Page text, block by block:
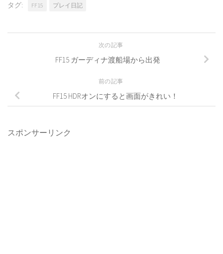
タグ: FF15 プレイ日記
次の記事
FF15 ガーディナ渡船場から出発
前の記事
FF15 HDRオンにすると画面がきれい！
スポンサーリンク